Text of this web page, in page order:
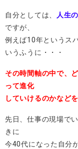
自分としては、 人生
ですが、
例えば10年というス
いうふうに・・・
その時間軸の中で、
って進化
していけるのかなど
先日、仕事の現場で
きに
今40代になった自分